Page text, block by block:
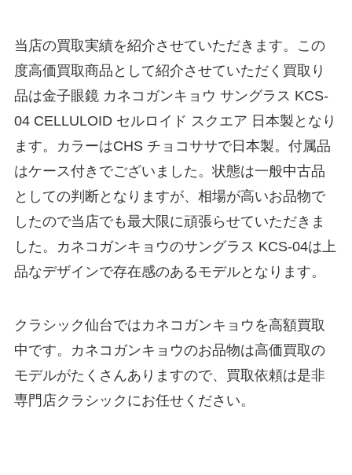
当店の買取実績を紹介させていただきます。この
度高価買取商品として紹介させていただく買取り
品は金子眼鏡 カネコガンキョウ サングラス KCS-
04 CELLULOID セルロイド スクエア 日本製となり
ます。カラーはCHS チョコササで日本製。付属品
はケース付きでございました。状態は一般中古品
としての判断となりますが、相場が高いお品物で
したので当店でも最大限に頑張らせていただきま
した。カネコガンキョウのサングラス KCS-04は上
品なデザインで存在感のあるモデルとなります。
クラシック仙台ではカネコガンキョウを高額買取
中です。カネコガンキョウのお品物は高価買取の
モデルがたくさんありますので、買取依頼は是非
専門店クラシックにお任せください。